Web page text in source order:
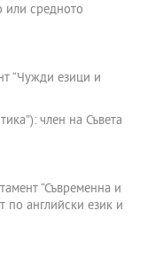
или средното
“Чужди езици и
член на Съвета
“Съвременна и
по английски език и